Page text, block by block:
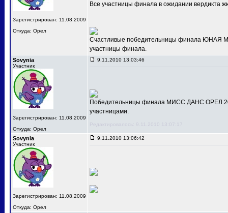
Зарегистрирован: 11.08.2009
Откуда: Орел
Все участницы финала в ожидании вердикта
Счастливые победительницы финала ЮНАЯ
участницы финала.
Sovynia
Участник
Зарегистрирован: 11.08.2009
Откуда: Орел
9.11.2010 13:03:46
Победительницы финала МИСС ДАНС ОРЕЛ
участницами.
Редактировалось: 9.11.2010 13:07:17
Sovynia
Участник
Зарегистрирован: 11.08.2009
Откуда: Орел
9.11.2010 13:06:42